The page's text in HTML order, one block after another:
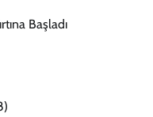
Başladı